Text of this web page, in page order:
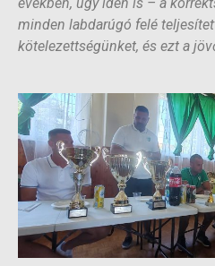
minden labdarúgó felé
kötelezettségünket, és ezt a